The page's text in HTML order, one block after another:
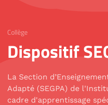
Collège
Dispositif
La Section
Adapté (SEGPA) de
cadre d'apprentissage